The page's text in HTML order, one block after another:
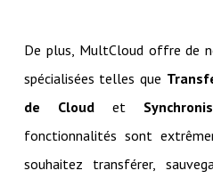
De plus, MultCloud offre de
spécialisées telles que
de Cloudet
fonctionnalités sont
souhaitez transférer,